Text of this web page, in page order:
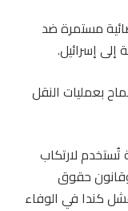
مستمرة ضد
إسرائيل.
بعمليات النقل
تُستخدم لارتكاب
وقانون حقوق
كندا في الوفاء